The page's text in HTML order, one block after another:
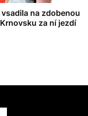
na zdobenou
za ní jezdí